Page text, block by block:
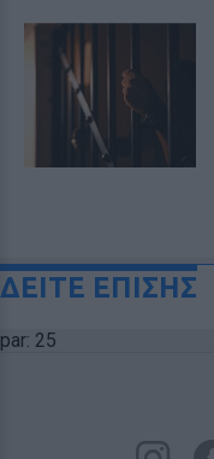
ΔΕΙΤΕ ΕΠΙΣΗΣ
par: 25